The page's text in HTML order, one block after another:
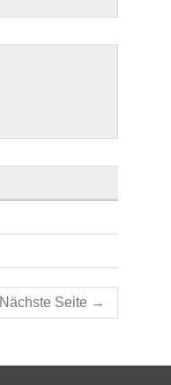
Nächste Seite →